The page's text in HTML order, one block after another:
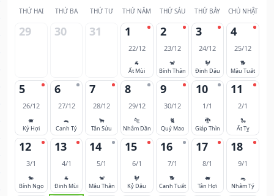
THỨ HAI THỨ BA THỨ TƯ THỨ NĂM THỨ SÁU THỨ BẢY CHỦ NHẬT
29 30 31 1
22/12
🐐
Ất Mùi
2
23/12
🐒
Bính Thân
3
24/12
🐓
Đinh Dậu
4
25/12
🐕
Mậu Tuất
5
26/12
🐖
Kỷ Hợi
6
27/12
🐀
Canh Tý
7
28/12
🐂
Tân Sửu
8
29/12
🐅
Nhâm Dần
9
30/12
🐈
Quý Mão
10
1/1
🐉
Giáp Thìn
11
2/1
🐍
Ất Tỵ
12
3/1
🐎
Bính Ngọ
13
4/1
🐐
Đinh Mùi
14
5/1
🐒
Mậu Thân
15
6/1
🐓
Kỷ Dậu
16
7/1
🐕
Canh Tuất
17
8/1
🐖
Tân Hợi
18
9/1
🐀
Nhâm Tý